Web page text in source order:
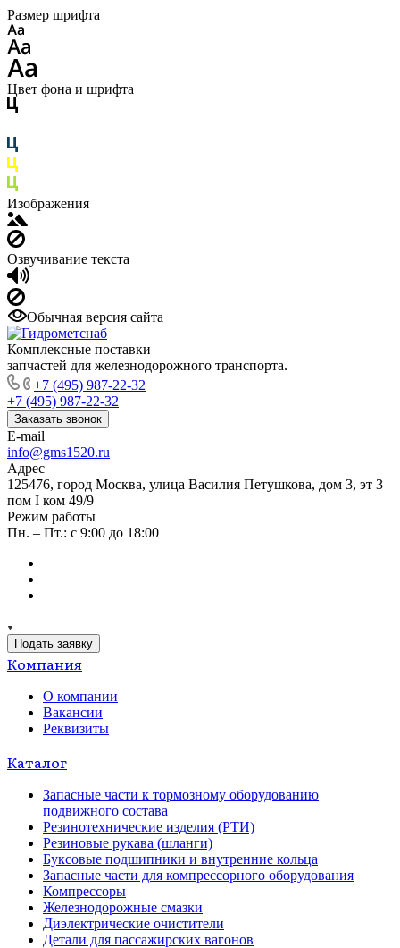
Размер шрифта
Цвет фона и шрифта
Изображения
Озвучивание текста
Обычная версия сайта
Комплексные поставки
запчастей для железнодорожного транспорта.
+7 (495) 987-22-32
+7 (495) 987-22-32
Заказать звонок
E-mail
info@gms1520.ru
Адрес
125476, город Москва, улица Василия Петушкова, дом 3, эт 3
пом I ком 49/9
Режим работы
Пн. – Пт.: с 9:00 до 18:00
Подать заявку
Компания
О компании
Вакансии
Реквизиты
Каталог
Запасные части к тормозному оборудованию
подвижного состава
Резинотехнические изделия (РТИ)
Резиновые рукава (шланги)
Буксовые подшипники и внутренние кольца
Запасные части для компрессорного оборудования
Компрессоры
Железнодорожные смазки
Диэлектрические очистители
Детали для пассажирских вагонов